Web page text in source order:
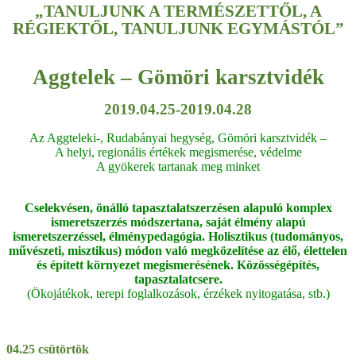
„TANULJUNK A TERMÉSZETTŐL, A
RÉGIEKTŐL, TANULJUNK EGYMÁSTÓL”
Aggtelek – Gömöri karsztvidék
2019.04.25-2019.04.28
Az Aggteleki-, Rudabányai hegység, Gömöri karsztvidék –
A helyi, regionális értékek megismerése, védelme
A gyökerek tartanak meg minket
Cselekvésen, önálló tapasztalatszerzésen alapuló komplex
ismeretszerzés módszertana, saját élmény alapú
ismeretszerzéssel, élménypedagógia. Holisztikus (tudományos,
művészeti, misztikus) módon való megközelítése az élő, élettelen
és épített környezet megismerésének. Közösségépítés,
tapasztalatcsere.
(Ökojátékok, terepi foglalkozások, érzékek nyitogatása, stb.)
04.25 csütörtök